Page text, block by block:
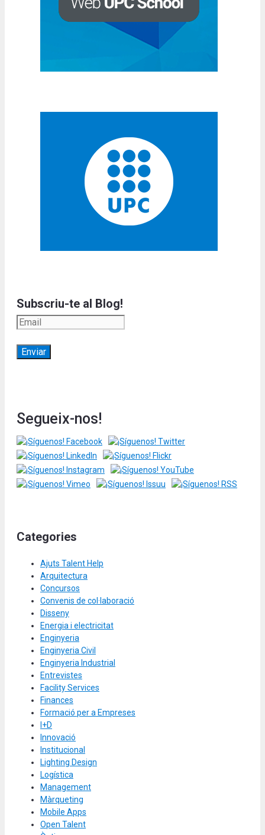
Subscriu-te al Blog!
Segueix-nos!
Categories
Ajuts Talent Help
Arquitectura
Concursos
Convenis de col·laboració
Disseny
Energia i electricitat
Enginyeria
Enginyeria Civil
Enginyeria Industrial
Entrevistes
Facility Services
Finances
Formació per a Empreses
I+D
Innovació
Institucional
Lighting Design
Logística
Management
Màrqueting
Mobile Apps
Open Talent